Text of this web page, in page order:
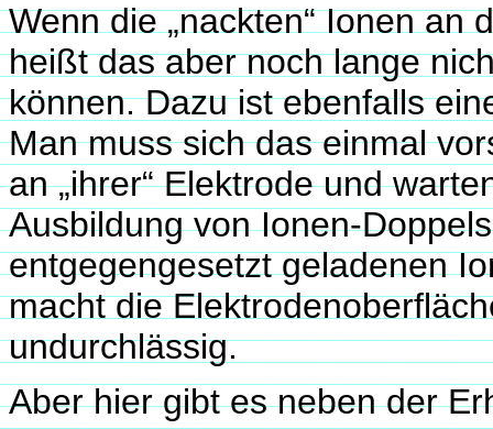
Wenn die „nackten“ Ionen an
heißt das aber noch lange
können. Dazu ist ebenfalls
Man muss sich das einmal
an „ihrer“ Elektrode und
Ausbildung von Ionen-
entgegengesetzt geladenen
macht die
undurchlässig.
Aber hier gibt es neben der